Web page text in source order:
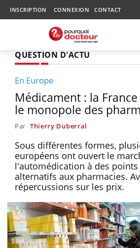
INSCRIPTION CONNEXION CONTACT
QUESTION D'ACTU
En Europe
Médicament : la
le monopole des
Par Thierry Duberral
Sous différentes formes,
européens ont ouvert le
l'automédication à des points
alternatifs aux pharmacies.
répercussions sur les prix.